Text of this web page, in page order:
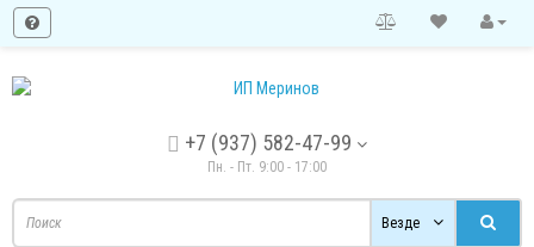
+7 (937) 582-47-99
Пн. - Пт. 9:00 - 17:00
Везде